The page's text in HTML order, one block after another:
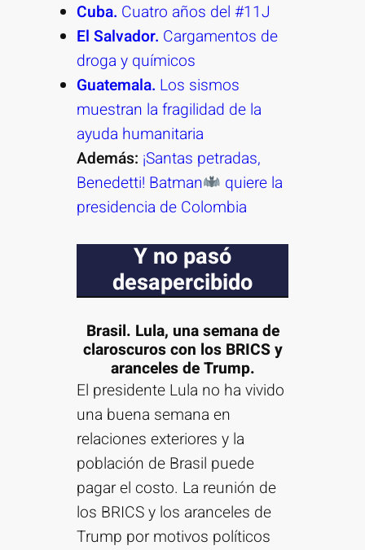
Cuba. Cuatro años del #11J
El Salvador. Cargamentos de
droga y químicos
Guatemala. Los sismos
muestran la fragilidad de la
ayuda humanitaria
Además: ¡Santas petradas,
Benedetti! Batman
quiere la
presidencia de Colombia
Y no pasó
desapercibido
Brasil. Lula, una semana de
claroscuros con los BRICS y
aranceles de Trump.
El presidente Lula no ha vivido
una buena semana en
relaciones exteriores y la
población de Brasil puede
pagar el costo. La reunión de
los BRICS y los aranceles de
Trump por motivos políticos